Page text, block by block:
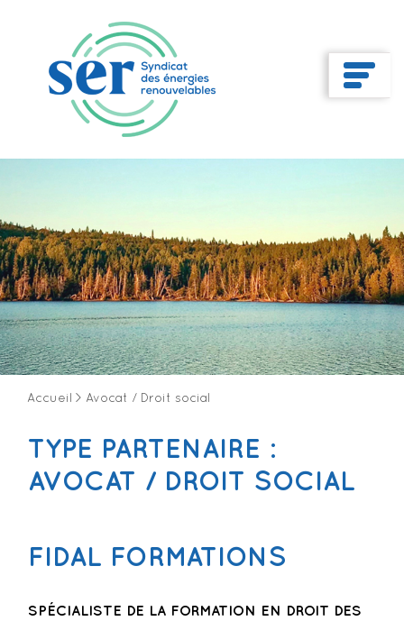
Accueil > Avocat / Droit social
TYPE PARTENAIRE :
AVOCAT / DROIT SOCIAL
FIDAL FORMATIONS
SPÉCIALISTE DE LA FORMATION EN DROIT DES